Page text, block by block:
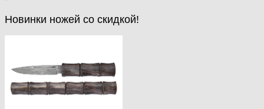
Новинки ножей со скидкой!